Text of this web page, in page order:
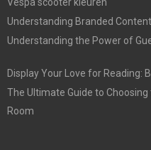
Understanding Branded
Understanding the Power of
Display Your Love for Reading:
The Ultimate Guide to Choosing
Room